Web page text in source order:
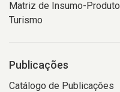
Matriz de Insumo-Produto
Turismo
Publicações
Catálogo de Publicações